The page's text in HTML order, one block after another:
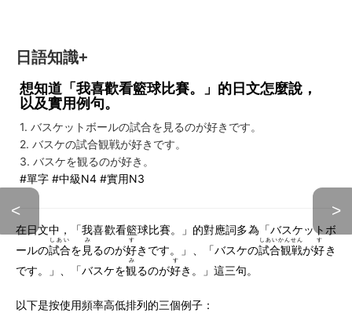
日語知識+
想知道「我喜歡看籃球比賽。」的日文怎麼說，
以及實用例句。
1. バスケットボールの試合を見るのが好きです。
2. バスケの試合観戦が好きです。
3. バスケを観るのが好き。
#單字 #中級N4 #實用N3
< >
在日文中，「我喜歡看籃球比賽。」的對應詞多為「バスケットボ
ールの試合
しあい
を 見
み
るのが好
す
きです。」、「バスケの試合観戦
しあいかんせん
が好
す
き
です。」、「バスケを観
み
るのが好
す
き。」這三句。
以下是按使用頻率高低排列的三個例子：